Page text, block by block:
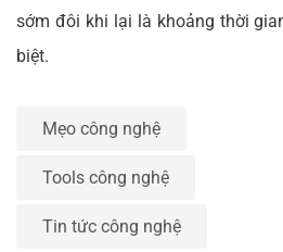
sớm đôi khi lại là khoảng thời
biệt.
Mẹo công nghệ
Tools công nghệ
Tin tức công nghệ